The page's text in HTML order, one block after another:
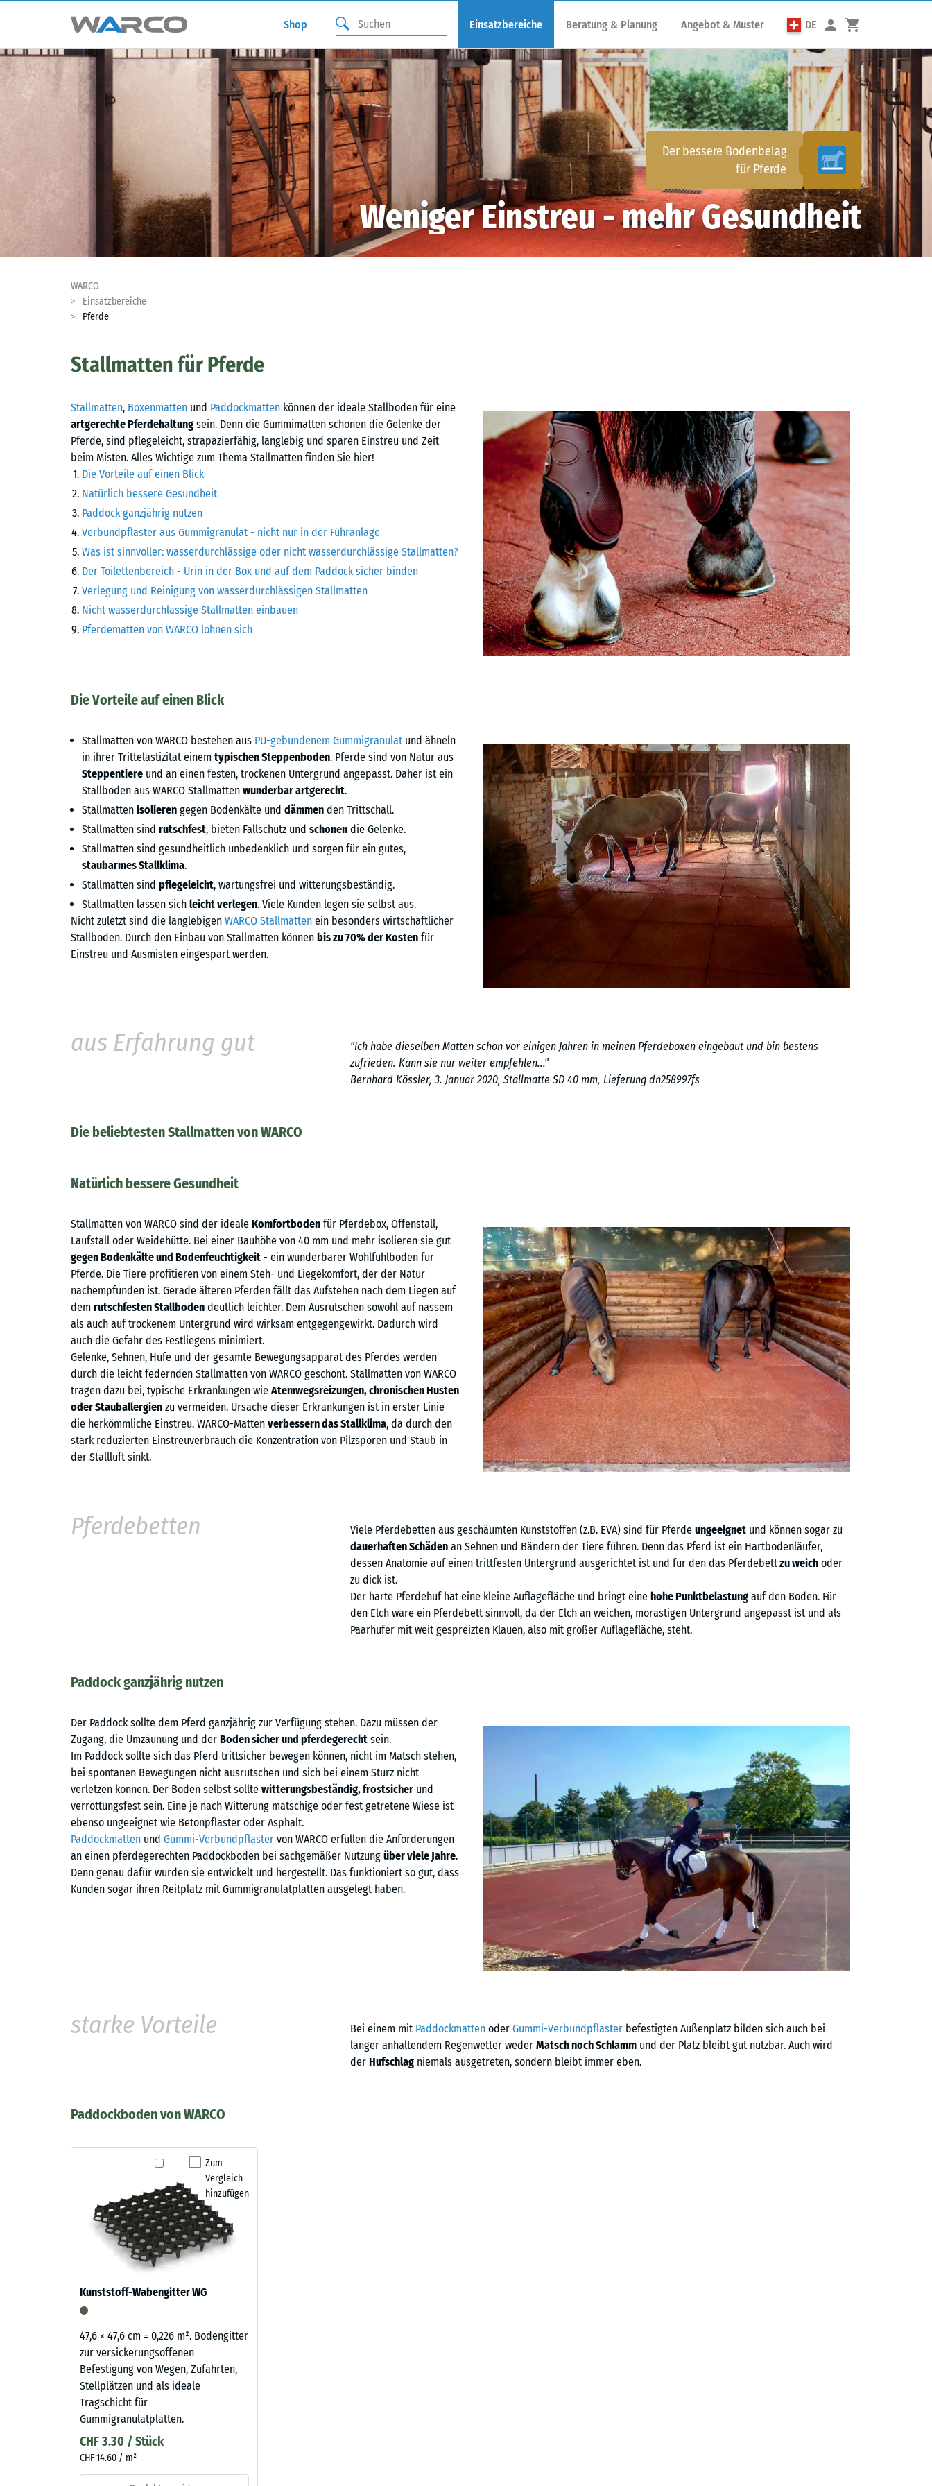
Shop Einsatzbereiche Beratung & Planung Angebot & Muster DE
Der bessere Bodenbelag
für Pferde
Weniger Einstreu - mehr Gesundheit
WARCO
Einsatzbereiche
Pferde
Stallmatten für Pferde
Stallmatten, Boxenmatten und Paddockmatten können der ideale Stallboden für eine
artgerechte Pferdehaltung sein. Denn die Gummimatten schonen die Gelenke der
Pferde, sind pflegeleicht, strapazierfähig, langlebig und sparen Einstreu und Zeit
beim Misten. Alles Wichtige zum Thema Stallmatten finden Sie hier!
Die Vorteile auf einen Blick
Natürlich bessere Gesundheit
Paddock ganzjährig nutzen
Verbundpflaster aus Gummigranulat - nicht nur in der Führanlage
Was ist sinnvoller: wasserdurchlässige oder nicht wasserdurchlässige Stallmatten?
Der Toilettenbereich - Urin in der Box und auf dem Paddock sicher binden
Verlegung und Reinigung von wasserdurchlässigen Stallmatten
Nicht wasserdurchlässige Stallmatten einbauen
Pferdematten von WARCO lohnen sich
Die Vorteile auf einen Blick
Stallmatten von WARCO bestehen aus PU-gebundenem Gummigranulat und ähneln
in ihrer Trittelastizität einem typischen Steppenboden. Pferde sind von Natur aus
Steppentiere und an einen festen, trockenen Untergrund angepasst. Daher ist ein
Stallboden aus WARCO Stallmatten wunderbar artgerecht.
Stallmatten isolieren gegen Bodenkälte und dämmen den Trittschall.
Stallmatten sind rutschfest, bieten Fallschutz und schonen die Gelenke.
Stallmatten sind gesundheitlich unbedenklich und sorgen für ein gutes,
staubarmes Stallklima.
Stallmatten sind pflegeleicht, wartungsfrei und witterungsbeständig.
Stallmatten lassen sich leicht verlegen. Viele Kunden legen sie selbst aus.
Nicht zuletzt sind die langlebigen WARCO Stallmatten ein besonders wirtschaftlicher
Stallboden. Durch den Einbau von Stallmatten können bis zu 70% der Kosten für
Einstreu und Ausmisten eingespart werden.
aus Erfahrung gut
"Ich habe dieselben Matten schon vor einigen Jahren in meinen Pferdeboxen eingebaut und bin bestens
zufrieden. Kann sie nur weiter empfehlen..."
Bernhard Kössler, 3. Januar 2020, Stallmatte SD 40 mm, Lieferung dn258997fs
Die beliebtesten Stallmatten von WARCO
Natürlich bessere Gesundheit
Stallmatten von WARCO sind der ideale Komfortboden für Pferdebox, Offenstall,
Laufstall oder Weidehütte. Bei einer Bauhöhe von 40 mm und mehr isolieren sie gut
gegen Bodenkälte und Bodenfeuchtigkeit - ein wunderbarer Wohlfühlboden für
Pferde. Die Tiere profitieren von einem Steh- und Liegekomfort, der der Natur
nachempfunden ist. Gerade älteren Pferden fällt das Aufstehen nach dem Liegen auf
dem rutschfesten Stallboden deutlich leichter. Dem Ausrutschen sowohl auf nassem
als auch auf trockenem Untergrund wird wirksam entgegengewirkt. Dadurch wird
auch die Gefahr des Festliegens minimiert.
Gelenke, Sehnen, Hufe und der gesamte Bewegungsapparat des Pferdes werden
durch die leicht federnden Stallmatten von WARCO geschont. Stallmatten von WARCO
tragen dazu bei, typische Erkrankungen wie Atemwegsreizungen, chronischen Husten
oder Stauballergien zu vermeiden. Ursache dieser Erkrankungen ist in erster Linie
die herkömmliche Einstreu. WARCO-Matten verbessern das Stallklima, da durch den
stark reduzierten Einstreuverbrauch die Konzentration von Pilzsporen und Staub in
der Stallluft sinkt.
Pferdebetten Viele Pferdebetten aus geschäumten Kunststoffen (z.B. EVA) sind für Pferde ungeeignetund können sogar zu
dauerhaften Schädenan Sehnen und Bändern der Tiere führen. Denn das Pferd ist ein Hartbodenläufer,
dessen Anatomie auf einen trittfesten Untergrund ausgerichtet ist und für den das Pferdebettzu weichoder
zu dick ist.
Der harte Pferdehuf hat eine kleine Auflagefläche und bringt eine hohe Punktbelastungauf den Boden. Für
den Elch wäre ein Pferdebett sinnvoll, da der Elch an weichen, morastigen Untergrund angepasst ist und als
Paarhufer mit weit gespreizten Klauen, also mit großer Auflagefläche, steht.
Paddock ganzjährig nutzen
Der Paddock sollte dem Pferd ganzjährig zur Verfügung stehen. Dazu müssen der
Zugang, die Umzäunung und der Boden sicher und pferdegerecht sein.
Im Paddock sollte sich das Pferd trittsicher bewegen können, nicht im Matsch stehen,
bei spontanen Bewegungen nicht ausrutschen und sich bei einem Sturz nicht
verletzen können. Der Boden selbst sollte witterungsbeständig, frostsicher und
verrottungsfest sein. Eine je nach Witterung matschige oder fest getretene Wiese ist
ebenso ungeeignet wie Betonpflaster oder Asphalt.
Paddockmatten und Gummi-Verbundpflaster von WARCO erfüllen die Anforderungen
an einen pferdegerechten Paddockboden bei sachgemäßer Nutzung über viele Jahre.
Denn genau dafür wurden sie entwickelt und hergestellt. Das funktioniert so gut, dass
Kunden sogar ihren Reitplatz mit Gummigranulatplatten ausgelegt haben.
starke Vorteile Bei einem mit Paddockmatten oder Gummi-Verbundpflasterbefestigten Außenplatz bilden sich auch bei
länger anhaltendem Regenwetter weder Matsch noch Schlammund der Platz bleibt gut nutzbar. Auch wird
der Hufschlagniemals ausgetreten, sondern bleibt immer eben.
Paddockboden von WARCO
Zum
Vergleich
hinzufügen
Kunststoff-Wabengitter WG
47,6 × 47,6 cm = 0,226 m². Bodengitter
zur versickerungsoffenen
Befestigung von Wegen, Zufahrten,
Stellplätzen und als ideale
Tragschicht für
Gummigranulatplatten.
CHF 3.30 / Stück
CHF 14.60 / m²